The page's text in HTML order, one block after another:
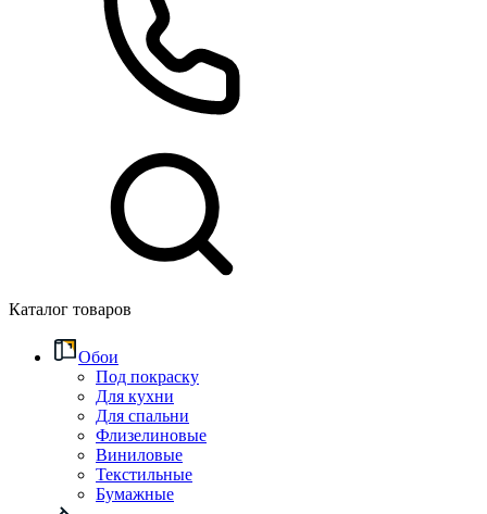
Каталог товаров
Обои
Под покраску
Для кухни
Для спальни
Флизелиновые
Виниловые
Текстильные
Бумажные